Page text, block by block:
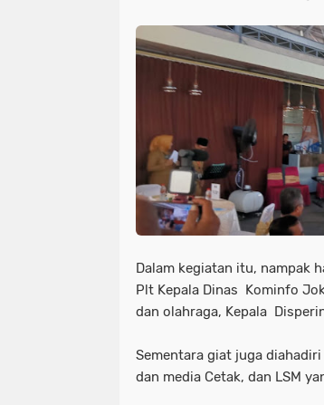
Dalam kegiatan itu, nampak
Plt Kepala Dinas Kominfo
dan olahraga, Kepala
Sementara giat juga
dan media Cetak, dan LSM